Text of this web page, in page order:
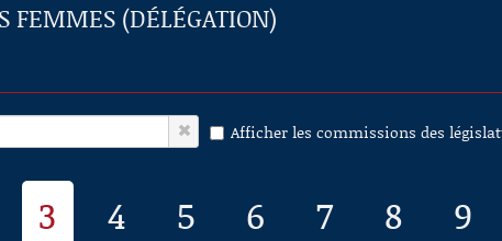
FEMMES (DÉLÉGATION)
Afficher les commissions des
3 4 5 6 7 8 9